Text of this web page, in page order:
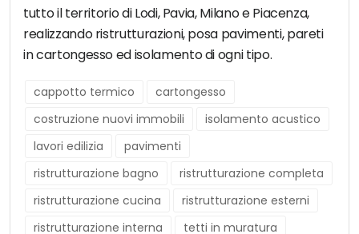
tutto il territorio di Lodi, Pavia, Milano e Piacenza,
realizzando ristrutturazioni, posa pavimenti, pareti
in cartongesso ed isolamento di ogni tipo.
cappotto termico
cartongesso
costruzione nuovi immobili
isolamento acustico
lavori edilizia
pavimenti
ristrutturazione bagno
ristrutturazione completa
ristrutturazione cucina
ristrutturazione esterni
ristrutturazione interna
tetti in muratura